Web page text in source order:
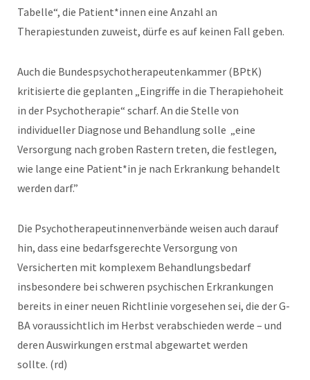
Tabelle“, die Patient*innen eine Anzahl an
Therapiestunden zuweist, dürfe es auf keinen Fall geben.
Auch die Bundespsychotherapeutenkammer (BPtK)
kritisierte die geplanten „Eingriffe in die Therapiehoheit
in der Psychotherapie“ scharf. An die Stelle von
individueller Diagnose und Behandlung solle „eine
Versorgung nach groben Rastern treten, die festlegen,
wie lange eine Patient*in je nach Erkrankung behandelt
werden darf.”
Die Psychotherapeutinnenverbände weisen auch darauf
hin, dass eine bedarfsgerechte Versorgung von
Versicherten mit komplexem Behandlungsbedarf
insbesondere bei schweren psychischen Erkrankungen
bereits in einer neuen Richtlinie vorgesehen sei, die der G-
BA voraussichtlich im Herbst verabschieden werde – und
deren Auswirkungen erstmal abgewartet werden
sollte. (rd)